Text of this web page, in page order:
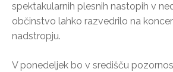
spektakularnih plesnih nastopih v
občinstvo lahko razvedrilo na
nadstropju.
V ponedeljek bo v središču